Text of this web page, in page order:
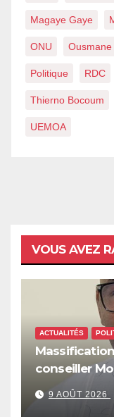
Magaye Gaye
ONU
Politique RDC
Thierno Bocoum
UEMOA
VOUS AVEZ
ACTUALITÉS
conseiller
9 AOÛT 2026